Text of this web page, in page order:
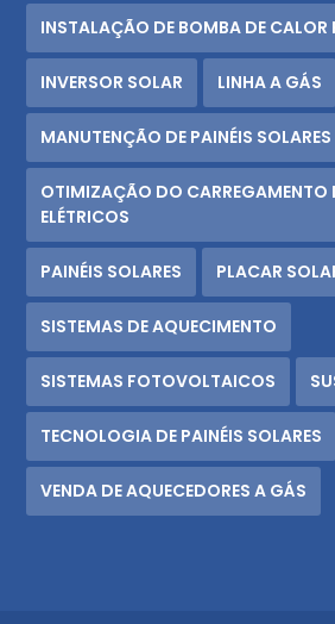
INSTALAÇÃO DE BOMBA DE CALOR
INVERSOR SOLAR LINHA A GÁS
MANUTENÇÃO DE PAINÉIS SOLARES
OTIMIZAÇÃO DO CARREGAMENTO
ELÉTRICOS
PAINÉIS SOLARES PLACAR
SISTEMAS DE AQUECIMENTO
SISTEMAS FOTOVOLTAICOS
TECNOLOGIA DE PAINÉIS SOLARES
VENDA DE AQUECEDORES A GÁS